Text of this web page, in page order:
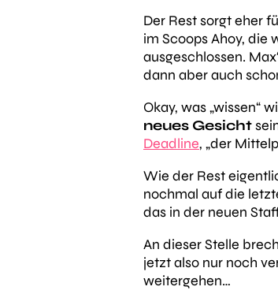
Der Rest sorgt eher
im Scoops Ahoy, die
ausgeschlossen.
dann aber auch
Okay, was „wissen“
neues Gesicht
Deadline, „der
Wie der Rest
nochmal auf die
das in der neuen
An dieser Stelle
jetzt also nur noch
weitergehen…